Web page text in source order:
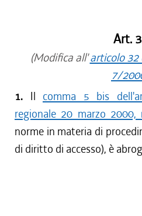
dal 15/12/2016 al 31/12/
dal 13/08/2016 al 14/12/
dal 13/04/2016 al 12/08/
dal 13/11/2015 al 31/12/
dal 01/10/2015 al 12/11/
dal 11/08/2015 al 30/09/
dal 23/07/2015 al 10/08/
Art.
(Modifica all'articolo 32
7/
1. Il comma 5 bis
regionale 20 marzo 2000,
norme in materia di
di diritto di accesso), è